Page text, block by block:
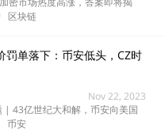
区块链
罚单落下：币安低头，CZ时
Nov 22, 2023
| 43亿世纪大和解，币安向美国
币安